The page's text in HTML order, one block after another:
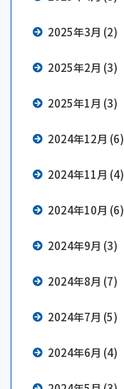
2025年3月 (2)
2025年2月 (3)
2025年1月 (3)
2024年12月 (6)
2024年11月 (4)
2024年10月 (6)
2024年9月 (3)
2024年8月 (7)
2024年7月 (5)
2024年6月 (4)